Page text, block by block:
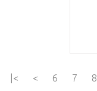
|< < 6 7 8